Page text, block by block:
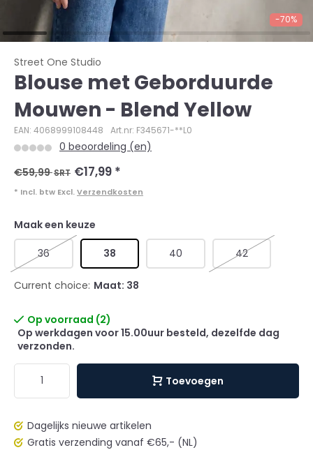
-70%
Street One Studio
Blouse met Geborduurde
Mouwen - Blend Yellow
EAN: 4068999108448 Art.nr: F345671-**L0
0 beoordeling (en)
€59,99SRT €17,99 *
* Incl. btw Excl. Verzendkosten
Maak een keuze
36 38 40 42
Current choice: Maat: 38
Op voorraad (2)
Op werkdagen voor 15.00uur besteld, dezelfde dag
verzonden.
Toevoegen
Dagelijks nieuwe artikelen
Gratis verzending vanaf €65,- (NL)